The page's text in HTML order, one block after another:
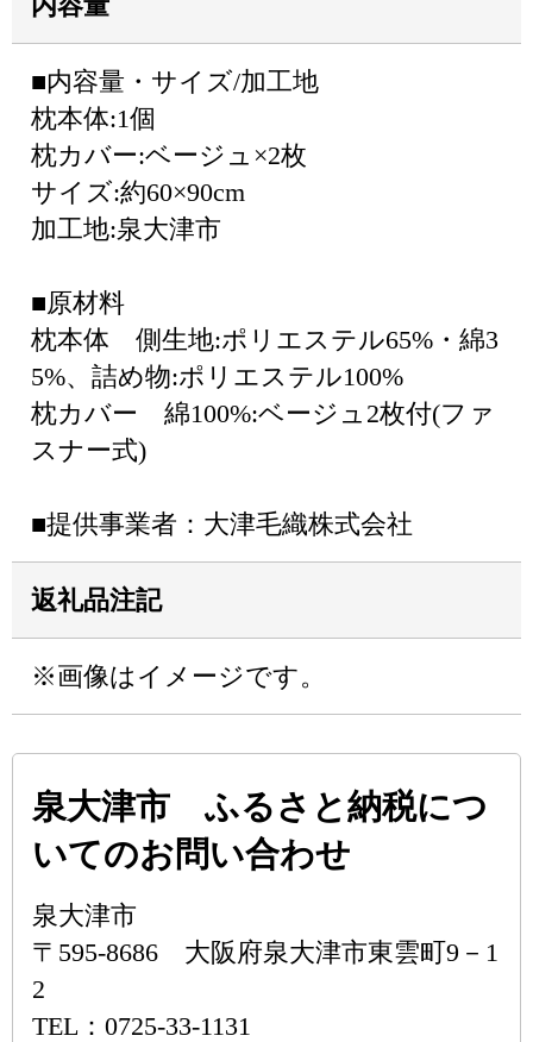
■内容量・サイズ/加工地
枕本体:1個
枕カバー:ベージュ×2枚
サイズ:約60×90cm
加工地:泉大津市
■原材料
枕本体 側生地:ポリエステル65%・綿3
5%、詰め物:ポリエステル100%
枕カバー 綿100%:ベージュ2枚付(ファ
スナー式)
■提供事業者：大津毛織株式会社
返礼品注記
※画像はイメージです。
泉大津市 ふるさと納税につ
いてのお問い合わせ
泉大津市
〒595-8686 大阪府泉大津市東雲町9－1
2
TEL：0725-33-1131